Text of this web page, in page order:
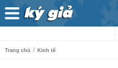
Trang chủ / Kinh tế